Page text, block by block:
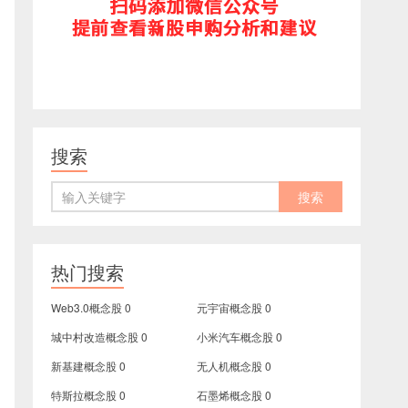
搜索
热门搜索
Web3.0概念股0 元宇宙概念股0
城中村改造概念股0 小米汽车概念股0
新基建概念股0 无人机概念股0
特斯拉概念股0 石墨烯概念股0